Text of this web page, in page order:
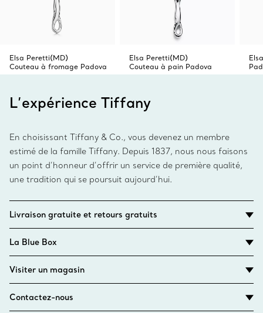
Elsa Peretti(MD)
Couteau à fromage Padova
Elsa Peretti(MD)
Couteau à pain Padova
L’expérience Tiffany
En choisissant Tiffany & Co., vous devenez un membre
estimé de la famille Tiffany. Depuis 1837, nous nous faisons
un point d’honneur d’offrir un service de première qualité,
une tradition qui se poursuit aujourd’hui.
Livraison gratuite et retours gratuits
La Blue Box
Visiter un magasin
Contactez-nous